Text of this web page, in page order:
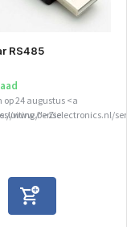
">Zie
RS485
op 24 augustus <a
www.benselectronics.nl/